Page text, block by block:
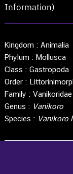
Information)
Kingdom : Animalia
Phylum : Mollusca
Class :Gastropoda
Order :
Family :Vanikoridae
Genus : Vanikoro
Species : Vanikoro